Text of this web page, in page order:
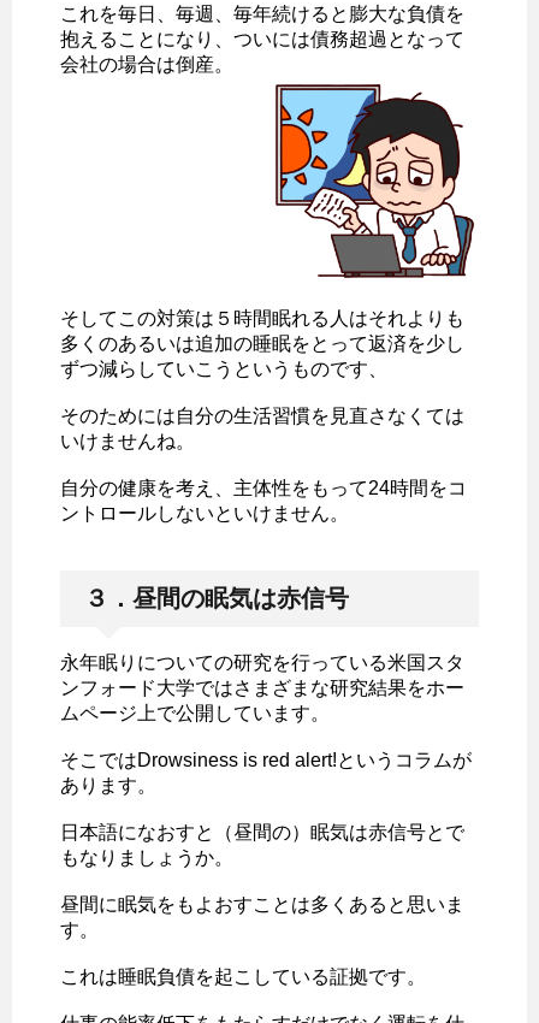
これを毎日、毎週、毎年続けると膨大な負債を
抱えることになり、ついには債務超過となって
会社の場合は倒産。
そしてこの対策は５時間眠れる人はそれよりも
多くのあるいは追加の睡眠をとって返済を少し
ずつ減らしていこうというものです、
そのためには自分の生活習慣を見直さなくては
いけませんね。
自分の健康を考え、主体性をもって24時間をコ
ントロールしないといけません。
３．昼間の眠気は赤信号
永年眠りについての研究を行っている米国スタ
ンフォード大学ではさまざまな研究結果をホー
ムページ上で公開しています。
そこではDrowsiness is red alert!というコラムが
あります。
日本語になおすと（昼間の）眠気は赤信号とで
もなりましょうか。
昼間に眠気をもよおすことは多くあると思いま
す。
これは睡眠負債を起こしている証拠です。